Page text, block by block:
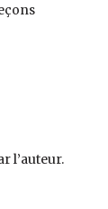
l’auteur.